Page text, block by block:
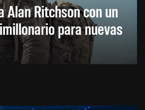
Ritchson con un
para nuevas